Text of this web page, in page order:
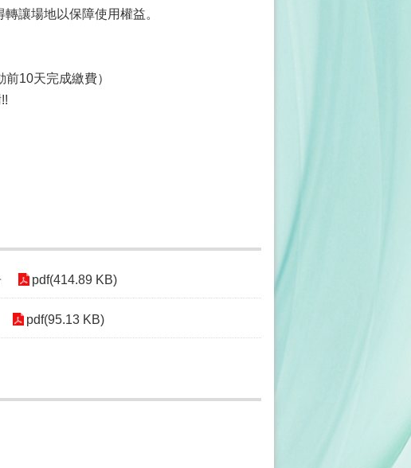
轉讓場地以保障使用權益。
限制。
動前10天完成繳費）
pdf(414.89 KB)
pdf(95.13 KB)